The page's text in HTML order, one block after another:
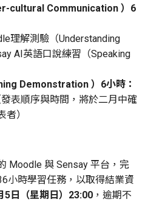
cultural Communication ）6
理解測驗（Understanding
AI英語口說練習（Speaking
Demonstration ）6小時：
表順序與時間，將於二月中確
）
Moodle 與 Sensay 平台，完
小時學習任務，以取得結業資
5日（星期日）23:00 ，逾期不